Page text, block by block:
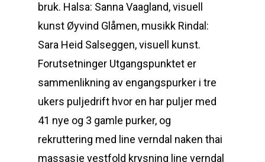
bruk. Halsa: Sanna Vaagland, visuell
kunst Øyvind Glåmen, musikk Rindal:
Sara Heid Salseggen, visuell kunst.
Forutsetninger Utgangspunktet er
sammenlikning av engangspurker i tre
ukers puljedrift hvor en har puljer med
41 nye og 3 gamle purker, og
rekruttering med line verndal naken thai
massasje vestfold krysning line verndal